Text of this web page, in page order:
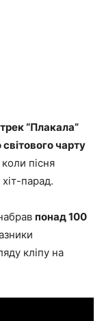
трек “Плакала”
чарту
пісня
парад.
понад 100
кліпу на